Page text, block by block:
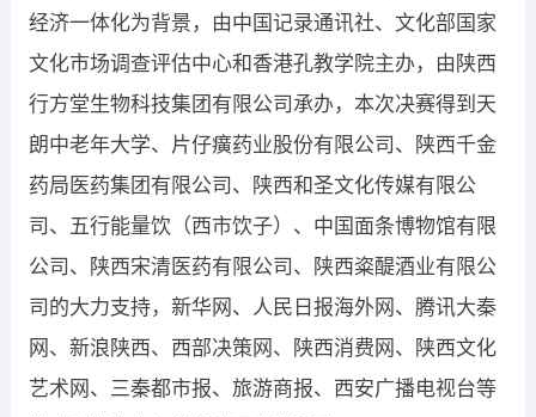
经济一体化为背景，由中国记录通讯社、文化部国家
文化市场调查评估中心和香港孔教学院主办，由陕西
行方堂生物科技集团有限公司承办，本次决赛得到天
朗中老年大学、片仔癀药业股份有限公司、陕西千金
药局医药集团有限公司、陕西和圣文化传媒有限公
司、五行能量饮（西市饮子）、中国面条博物馆有限
公司、陕西宋清医药有限公司、陕西粢醍酒业有限公
司的大力支持，新华网、人民日报海外网、腾讯大秦
网、新浪陕西、西部决策网、陕西消费网、陕西文化
艺术网、三秦都市报、旅游商报、西安广播电视台等